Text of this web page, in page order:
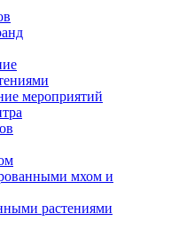
мероприятий
мхом и
растениями